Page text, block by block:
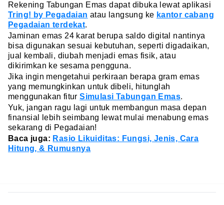
Rekening Tabungan Emas dapat dibuka lewat aplikasi
Tring! by Pegadaian atau langsung ke kantor cabang
Pegadaian terdekat.
Jaminan emas 24 karat berupa saldo digital nantinya
bisa digunakan sesuai kebutuhan, seperti digadaikan,
jual kembali, diubah menjadi emas fisik, atau
dikirimkan ke sesama pengguna.
Jika ingin mengetahui perkiraan berapa gram emas
yang memungkinkan untuk dibeli, hitunglah
menggunakan fiturSimulasi Tabungan Emas.
Yuk, jangan ragu lagi untuk membangun masa depan
finansial lebih seimbang lewat mulai menabung emas
sekarang di Pegadaian!
Baca juga: Rasio Likuiditas: Fungsi, Jenis, Cara
Hitung, & Rumusnya